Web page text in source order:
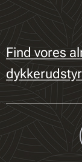
Find vores